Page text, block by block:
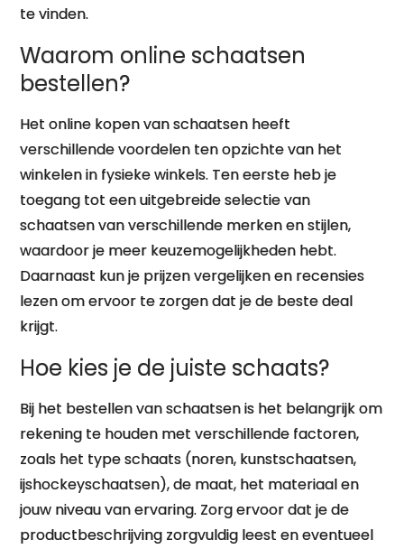
te vinden.
Waarom online schaatsen
bestellen?
Het online kopen van schaatsen heeft
verschillende voordelen ten opzichte van het
winkelen in fysieke winkels. Ten eerste heb je
toegang tot een uitgebreide selectie van
schaatsen van verschillende merken en stijlen,
waardoor je meer keuzemogelijkheden hebt.
Daarnaast kun je prijzen vergelijken en recensies
lezen om ervoor te zorgen dat je de beste deal
krijgt.
Hoe kies je de juiste schaats?
Bij het bestellen van schaatsen is het belangrijk om
rekening te houden met verschillende factoren,
zoals het type schaats (noren, kunstschaatsen,
ijshockeyschaatsen), de maat, het materiaal en
jouw niveau van ervaring. Zorg ervoor dat je de
productbeschrijving zorgvuldig leest en eventueel